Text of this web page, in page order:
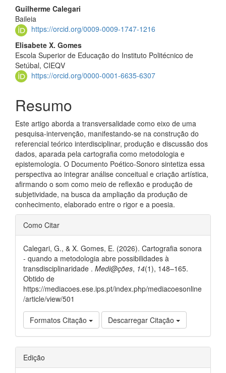
Guilherme Calegari
Baileia
https://orcid.org/0009-0009-1747-1216
Elisabete X. Gomes
Escola Superior de Educação do Instituto Politécnico de
Setúbal, CIEQV
https://orcid.org/0000-0001-6635-6307
Resumo
Este artigo aborda a transversalidade como eixo de uma
pesquisa-intervenção, manifestando-se na construção do
referencial teórico interdisciplinar, produção e discussão dos
dados, aparada pela cartografia como metodologia e
epistemologia. O Documento Poético-Sonoro sintetiza essa
perspectiva ao integrar análise conceitual e criação artística,
afirmando o som como meio de reflexão e produção de
subjetividade, na busca da ampliação da produção de
conhecimento, elaborado entre o rigor e a poesia.
Como Citar
Calegari, G., & X. Gomes, E. (2026). Cartografia sonora
- quando a metodologia abre possibilidades à
transdisciplinaridade . Medi@ções, 14(1), 148–165.
Obtido de
https://mediacoes.ese.ips.pt/index.php/mediacoesonline
/article/view/501
Formatos Citação Descarregar Citação
Edição